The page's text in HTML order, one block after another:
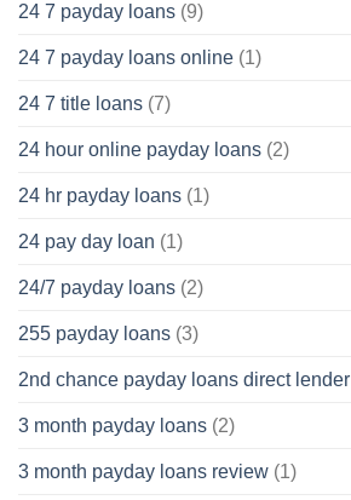
24 7 payday loans (9)
24 7 payday loans online (1)
24 7 title loans (7)
24 hour online payday loans (2)
24 hr payday loans (1)
24 pay day loan (1)
24/7 payday loans (2)
255 payday loans (3)
2nd chance payday loans direct lender
3 month payday loans (2)
3 month payday loans review (1)